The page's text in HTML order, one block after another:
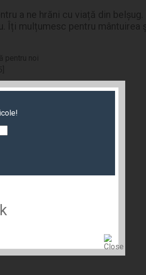
a ne hrăni cu viață din
mulțumesc pentru mântuirea
pentru noi